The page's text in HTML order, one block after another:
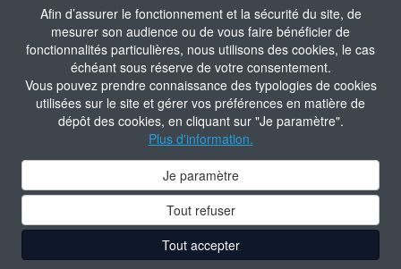
Afin d’assurer le fonctionnement et la sécurité du site, de
mesurer son audience ou de vous faire bénéficier de
fonctionnalités particulières, nous utilisons des cookies, le cas
échéant sous réserve de votre consentement.
Vous pouvez prendre connaissance des typologies de cookies
utilisées sur le site et gérer vos préférences en matière de
dépôt des cookies, en cliquant sur "Je paramètre".
Plus d'information.
Je paramètre
Tout refuser
Tout accepter